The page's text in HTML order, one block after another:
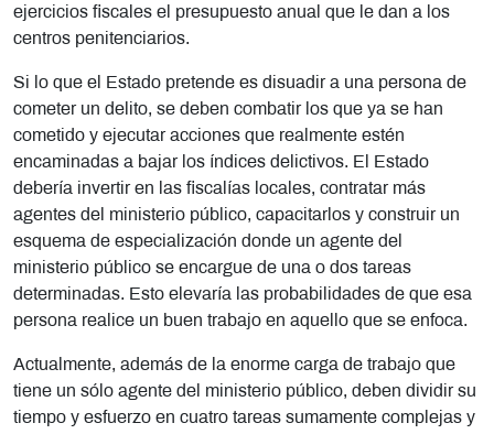
ejercicios fiscales el presupuesto anual que le dan a los
centros penitenciarios.
Si lo que el Estado pretende es disuadir a una persona de
cometer un delito, se deben combatir los que ya se han
cometido y ejecutar acciones que realmente estén
encaminadas a bajar los índices delictivos. El Estado
debería invertir en las fiscalías locales, contratar más
agentes del ministerio público, capacitarlos y construir un
esquema de especialización donde un agente del
ministerio público se encargue de una o dos tareas
determinadas. Esto elevaría las probabilidades de que esa
persona realice un buen trabajo en aquello que se enfoca.
Actualmente, además de la enorme carga de trabajo que
tiene un sólo agente del ministerio público, deben dividir su
tiempo y esfuerzo en cuatro tareas sumamente complejas y